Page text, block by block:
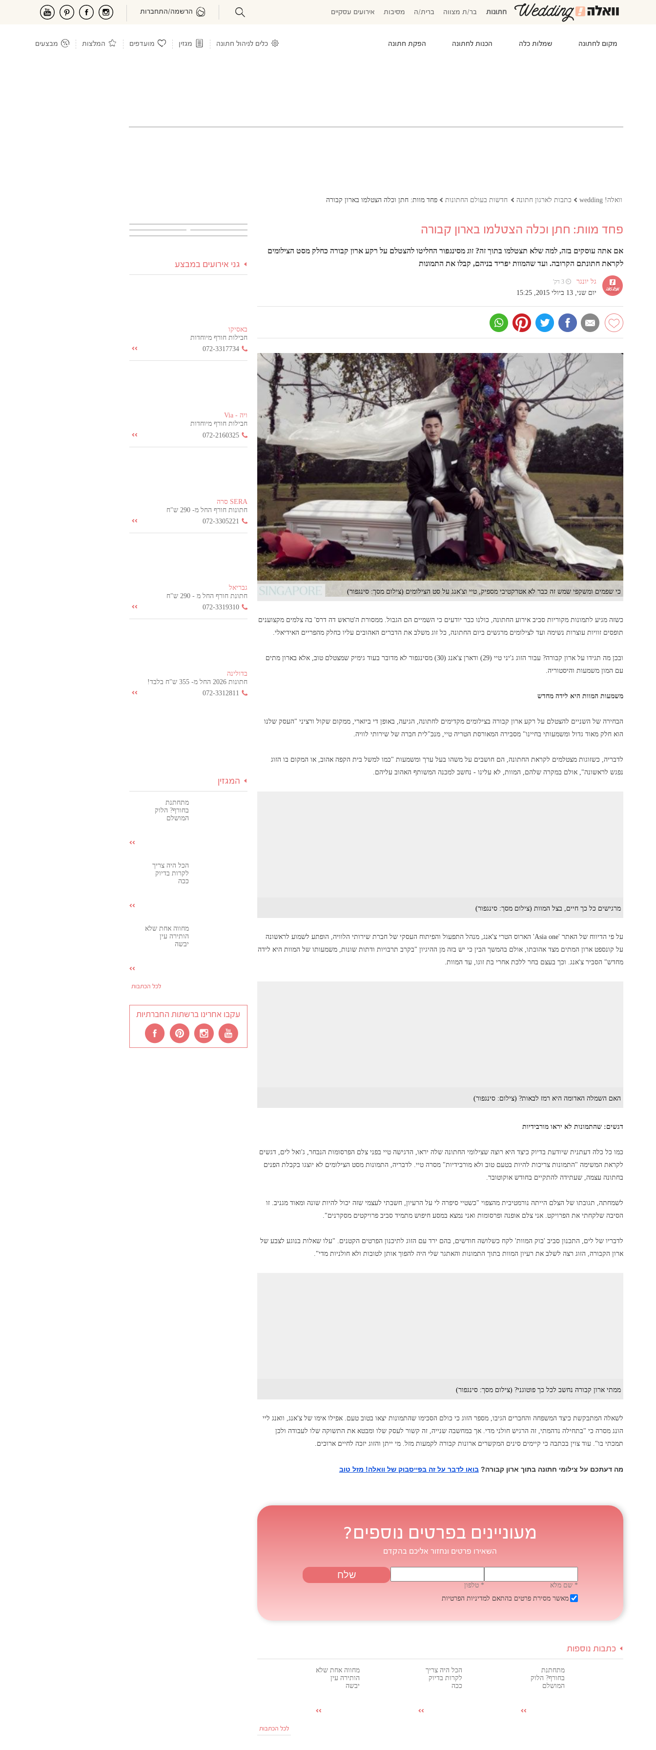
חתונות בר/ת מצווה ברית/ה מסיבות אירועים עסקיים הרשמה/התחברות
מקום לחתונה שמלות כלה הכנות לחתונה הפקת חתונה כלים לניהול חתונה מגזין מועדפים המלצות מבצעים
וואלה! wedding כתבות לארגון חתונה חדשות בעולם החתונות פחד מוות: חתן וכלה הצטלמו בארון קבורה
פחד מוות: חתן וכלה הצטלמו בארון קבורה
אם אתה עוסקים בזה, למה שלא תצטלמו בתוך זה? זוג מסינגפור החליטו להצטלם על רקע ארון קבורה כחלק מסט הצילומים
לקראת חתונתם הקרובה. ועד שהמוות יפריד בניהם, קבלו את התמונות
גל יונגר ⏲ 3 דק'
יום שני, 13 ביולי 2015, 15:25
כי שפמים ומשקפי שמש זה כבר לא אטרקטיבי מספיק, טיי וצ'אנג על סט הצילומים (צילום מסך: סינגפור)
כשזה מגיע לתמונות מקוריות סביב אירוע החתונה, כולנו כבר יודעים כי השמיים הם הגבול. ממסורת ה'טראש דה דרס' בה צלמים מקצוענים
תופסים זוויות עוצרות נשימה ועד לצילומים מרגשים ביום החתונה, כל זוג משלב את הדברים האהובים עליו כחלק מהפריים האידיאלי.
ובכן מה תגידו על ארון קבורה? עבור הזוג ג'יני טיי (29) ודארן צ'אנג (30) מסינגפור לא מדובר בעוד גימיק שמצטלם טוב, אלא בארון מתים
עם המון משמעות והיסטוריה.
משמעות המוות היא לידה מחדש
הבחירה של השניים להצטלם על רקע ארון קבורה בצילומים מקדימים לחתונה, הגיעה, באופן די ביזארי, ממקום שקול ורציני "העסק שלנו
הוא חלק מאוד גדול ומשמעותי בחיינו" מסבירה המאורסת הטריה טיי, מנכ"לית חברה של שירותי לוויה.
לדבריה, כשזוגות מצטלמים לקראת החתונה, הם חושבים על משהו בעל ערך ומשמעות "כמו למשל בית הקפה אהוב, או המקום בו הזוג
נפגש לראשונה", אולם במקרה שלהם, המוות, לא עלינו - נחשב למכנה המשותף האהוב עליהם.
מרגישים כל כך חיים, בצל המוות (צילום מסך: סינגפור)
על פי הדיווח של האתר 'Asia one' הארוס הטרי צ'אנג, מנהל התפעול והפיתוח העסקי של חברת שירותי הלוויה, הופתע לשמוע לראשונה
על קונספט ארון המתים מצד אהובתו, אולם בהמשך הבין כי יש בזה מן ההיגיון "בקרב תרבויות ודתות שונות, משמעותו של המוות היא לידה
מחדש" הסביר צ'אנג. וכך בעצם בחר ללכת אחרי בת זוגו, עד המוות.
האם השמלה האדומה היא רמז לבאות? (צילום: סינגפור)
דגשים: שהתמונות לא יראו מורבידיות
כמו כל כלה דעתנית שיודעת בדיוק כיצד היא רוצה שצילומי החתונה שלה יראו, הדגישה טיי בפני צלם הפרסומות הנבחר, ג'ואל לים, דגשים
לקראת המשימה "התמונות צריכות להיות בטעם טוב ולא מורבידיות" מסרה טיי. לדבריה, התמונות מסט הצילומים לא יוצגו בקבלת הפנים
בחתונה עצמה, שעתידה להתקיים בחודש אוקוטובר.
לשמחתה, תגובתו של הצלם הייתה נורמטיבית מהצפוי "כשטיי סיפרה לי על הרעיון, חשבתי לעצמי שזה יכול להיות שונה ומאוד מגניב. זו
הסיבה שלקחתי את הפרויקט. אני צלם אופנה ופרסומות ואני נמצא במסע חיפוש מתמיד סביב פרויקטים מסקרנים".
לדבריו של לים, התכנון סביב 'בוק המוות' לקח כשלושה חודשים, בהם ירד עם הזוג לתיכנון הפרטים הקטנים. "עלו שאלות בנוגע לצבע של
ארון הקבורה, הזוג רצה לשלב את רעיון המוות בתוך התמונות והאתגר שלי היה להפוך אותן לטובות ולא חולניות מדי".
ממתי ארון קבורה נחשב לכל כך פוטוגני? (צילום מסך: סינגפור)
לשאלה המתבקשת כיצד המשפחה והחברים הגיבו, מספר הזוג כי כולם הסכימו שהתמונות יצאו בטוב טעם. אפילו אימו של צ'אנג, וואנג ליי
הונג מסרה כי "בתחילה נדהמתי, זה הרגיש חולני מדי. אך במחשבה שנייה, זה קשור לעסק שלו ומבטא את התשוקה שלו לעבודה ולכן
תמכתי בו". עוד צוין בכתבה כי קיימים סינים המקשרים ארונות קבורה לקמעות מזל. מי ייתן והזוג יזכה לחיים ארוכים.
מה דעתכם על צילומי חתונה בתוך ארון קבורה?בואו לדבר על זה בפייסבוק של וואלה! מזל טוב
מעוניינים בפרטים נוספים?
השאירו פרטים ונחזור אליכם בהקדם
* שם מלא
* טלפון
מאשר מסירת פרטים בהתאם למדיניות הפרטיות
כתבות נוספות
מתחתנת
בחורף? הלוק
המושלם
הכל היה צריך
לקרות בדיוק
ככה
מחווה אחת שלא
הותירה עין
יבשה
לכל הכתבות
גני אירועים במבצע
באסיקו
חבילות חורף מיוחדות
072-3317734
ויה - Via
חבילות חורף מיוחדות
072-2160325
SERA סרה
חתונות חורף החל מ- 290 ש"ח
072-3305221
גבריאל
חתונת חורף החל מ - 290 ש"ח
072-3319310
בדולינה
חתונות 2026 החל מ- 355 ש"ח בלבד!
072-3312811
המגזין
מתחתנת
בחורף? הלוק
המושלם
הכל היה צריך
לקרות בדיוק
ככה
מחווה אחת שלא
הותירה עין
יבשה
לכל הכתבות
עקבו אחרינו ברשתות החברתיות